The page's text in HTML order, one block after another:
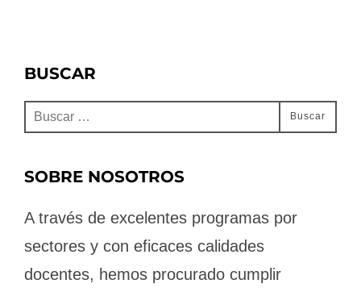
BUSCAR
Buscar: Buscar
SOBRE NOSOTROS
A través de excelentes programas por
sectores y con eficaces calidades
docentes, hemos procurado cumplir